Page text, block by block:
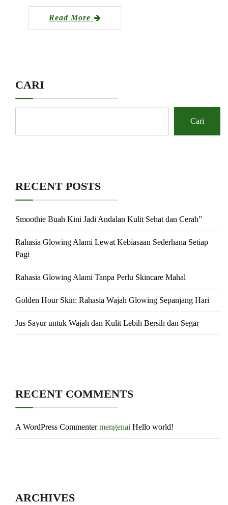
Read More
CARI
Cari
RECENT POSTS
Smoothie Buah Kini Jadi Andalan Kulit Sehat dan Cerah”
Rahasia Glowing Alami Lewat Kebiasaan Sederhana Setiap
Pagi
Rahasia Glowing Alami Tanpa Perlu Skincare Mahal
Golden Hour Skin: Rahasia Wajah Glowing Sepanjang Hari
Jus Sayur untuk Wajah dan Kulit Lebih Bersih dan Segar
RECENT COMMENTS
A WordPress Commentermengenai Hello world!
ARCHIVES